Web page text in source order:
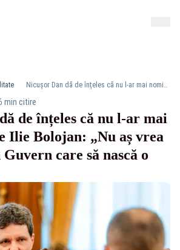
Nicușor Dan dă de înțeles că nu l-ar mai nominaliza pe Ilie Bolojan: „Nu aș vrea să numesc un Guvern care să nască o altă criză!”
min citire
de înțeles că nu l-ar mai
Ilie Bolojan: „Nu aș vrea
Guvern care să nască o